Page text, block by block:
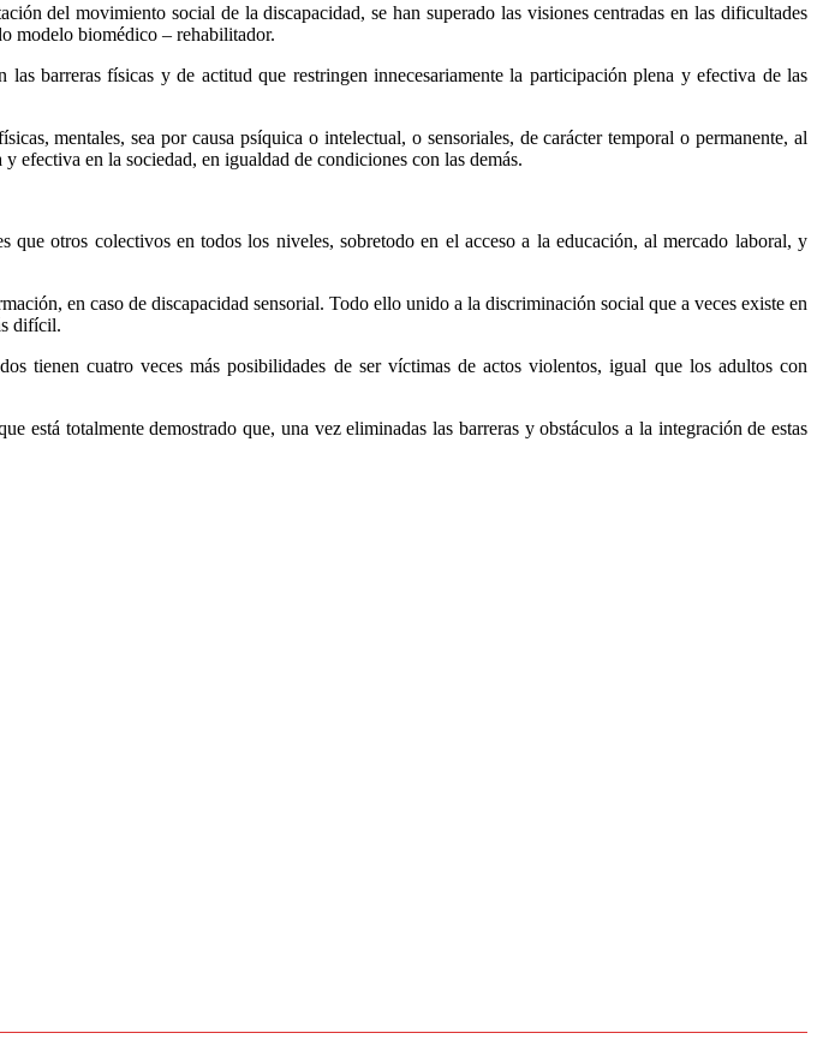
del movimiento social de la discapacidad, se han superado las visiones centradas en las dificultades
modelo biomédico – rehabilitador.
barreras físicas y de actitud que restringen innecesariamente la participación plena y efectiva de las
mentales, sea por causa psíquica o intelectual, o sensoriales, de carácter temporal o permanente, al
efectiva en la sociedad, en igualdad de condiciones con las demás.
otros colectivos en todos los niveles, sobretodo en el acceso a la educación, al mercado laboral, y
en caso de discapacidad sensorial. Todo ello unido a la discriminación social que a veces existe en
difícil.
tienen cuatro veces más posibilidades de ser víctimas de actos violentos, igual que los adultos con
está totalmente demostrado que, una vez eliminadas las barreras y obstáculos a la integración de estas